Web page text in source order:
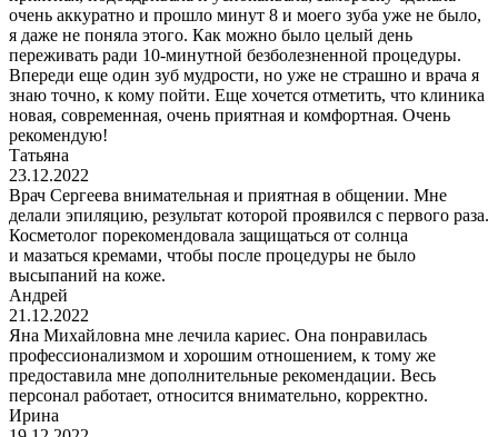
очень аккуратно и прошло минут 8 и моего зуба уже не было,
я даже не поняла этого. Как можно было целый день
переживать ради 10-минутной безболезненной процедуры.
Впереди еще один зуб мудрости, но уже не страшно и врача я
знаю точно, к кому пойти. Еще хочется отметить, что клиника
новая, современная, очень приятная и комфортная. Очень
рекомендую!
Татьяна
23.12.2022
Врач Сергеева внимательная и приятная в общении. Мне
делали эпиляцию, результат которой проявился с первого раза.
Косметолог порекомендовала защищаться от солнца
и мазаться кремами, чтобы после процедуры не было
высыпаний на коже.
Андрей
21.12.2022
Яна Михайловна мне лечила кариес. Она понравилась
профессионализмом и хорошим отношением, к тому же
предоставила мне дополнительные рекомендации. Весь
персонал работает, относится внимательно, корректно.
Ирина